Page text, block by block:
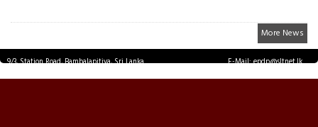
More News
9/3, Station Road, Bambalapitiya, Sri Lanka.
E-Mail: epdp@sltnet.lk